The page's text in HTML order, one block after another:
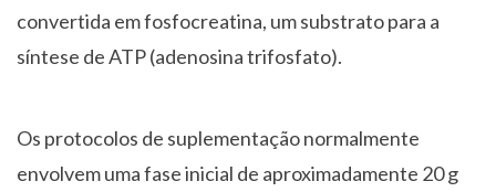
convertida em fosfocreatina, um substrato para a
síntese de ATP (adenosina trifosfato).
Os protocolos de suplementação normalmente
envolvem uma fase inicial de aproximadamente 20 g